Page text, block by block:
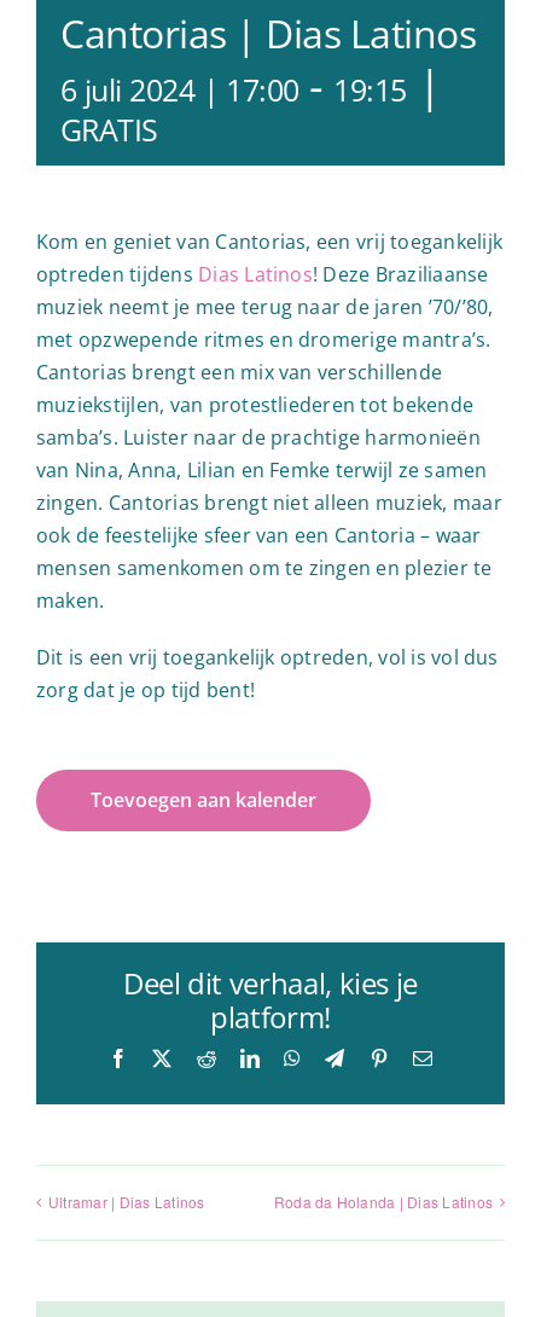
Cantorias | Dias Latinos
6 juli 2024 | 17:00 - 19:15 |
GRATIS
Kom en geniet van Cantorias, een vrij toegankelijk
optreden tijdens Dias Latinos! Deze Braziliaanse
muziek neemt je mee terug naar de jaren ’70/’80,
met opzwepende ritmes en dromerige mantra’s.
Cantorias brengt een mix van verschillende
muziekstijlen, van protestliederen tot bekende
samba’s. Luister naar de prachtige harmonieën
van Nina, Anna, Lilian en Femke terwijl ze samen
zingen. Cantorias brengt niet alleen muziek, maar
ook de feestelijke sfeer van een Cantoria – waar
mensen samenkomen om te zingen en plezier te
maken.
Dit is een vrij toegankelijk optreden, vol is vol dus
zorg dat je op tijd bent!
Toevoegen aan kalender
Deel dit verhaal, kies je
platform!
Facebook RedditLinkedInWhatsApp
TelegramPinterest
E-
Ultramar | Dias Latinos Roda da Holanda | Dias Latinos